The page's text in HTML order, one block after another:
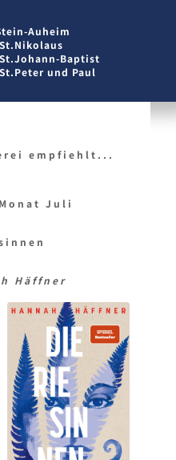
Auheim
St.Nikolaus
St.Johann-Baptist
St.Peter und Paul
empfiehlt...
Juli
Häffner